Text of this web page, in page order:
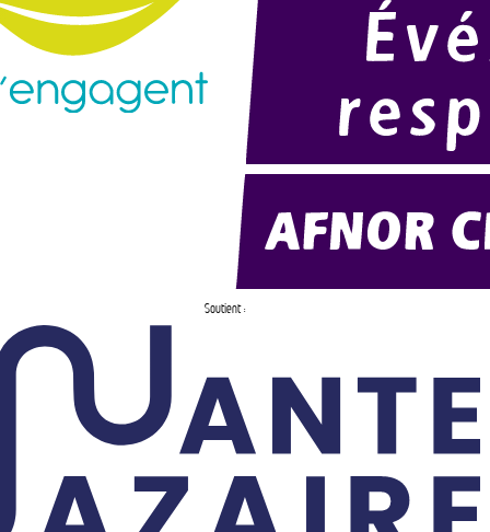
Soutient :